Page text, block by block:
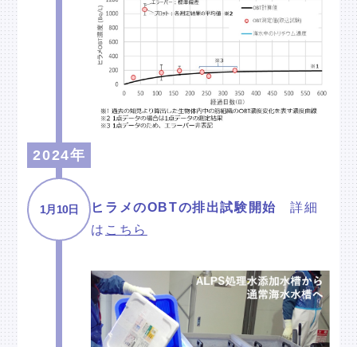
2024年
1月10日 ヒラメのOBTの排出試験開始詳細
は こちら